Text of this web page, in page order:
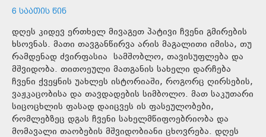
6 ᲡᲐᲐᲗᲘᲡ ᲬᲘᲜ
დღეს კიდევ ერთხელ მივაგეთ პატივი ჩვენი გმირების
ხსოვნას. მათი თავგანწირვა არის მაგალითი იმისა, თუ
რამდენად ძვირფასია სამშობლო, თავისუფლება და
მშვიდობა. თითოეული მათგანის სახელი დარჩება
ჩვენი ქვეყნის უახლეს ისტორიაში, როგორც ღირსების,
ვაჟკაცობისა და თავდადების სიმბოლო. მათ საკუთარი
სიცოცხლის ფასად დაიცვეს ის ფასეულობები,
რომლებზეც დგას ჩვენი სახელმწიფოებრიობა და
მომავალი თაობების მშვიდობიანი ცხოვრება. დღეს